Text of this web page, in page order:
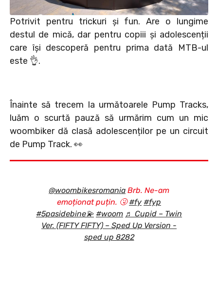
Potrivit pentru trickuri și fun. Are o lungime
destul de mică, dar pentru copiii și adolescenții
care își descoperă pentru prima dată MTB-ul
este 👌.
Înainte să trecem la următoarele Pump Tracks,
luăm o scurtă pauză să urmărim cum un mic
woombiker dă clasă adolescenților pe un circuit
de Pump Track. 👀
@woombikesromania Brb. Ne-am
emoționat puțin. 🤧#fy #fyp
#5pasidebine💫 #woom ♬ Cupid – Twin
Ver. (FIFTY FIFTY) – Sped Up Version -
sped up 8282